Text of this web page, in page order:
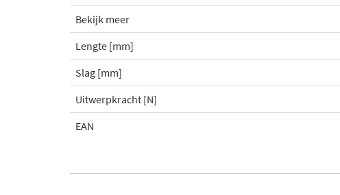
Bekijk meer
Lengte [mm]
Slag [mm]
Uitwerpkracht [N]
EAN